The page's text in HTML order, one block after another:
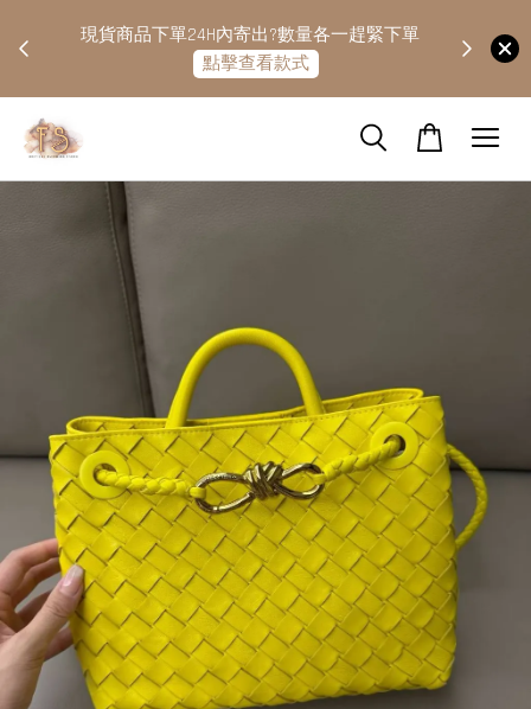
現貨商品下單24H內寄出?數量各一趕緊下單
點擊查看款式